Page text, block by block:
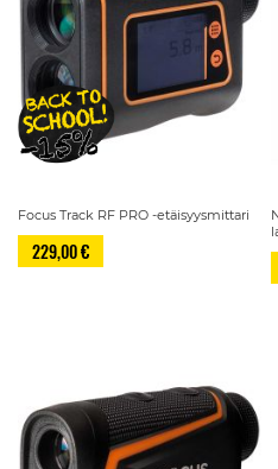
Focus Track RF PRO -etäisyysmittari
229,00 €